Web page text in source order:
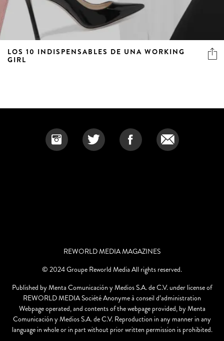
LOS 10 INDISPENSABLES DE UNA WORKING
GIRL
REWORLD MEDIA MAGAZINES
© 2024 Groupe Reworld Media All rights reserved.
Published by Menta Comunicación y Medios S.A. de C.V. under license of
REWORLD MEDIA Société Anonyme à conseil d’administration
Webpage operated, and contents of the webpage provided, by Menta
Comunicación y Medios S.A. de C.V. Reproduction in any manner in any
language in whole or in part without prior written permission is prohibited.